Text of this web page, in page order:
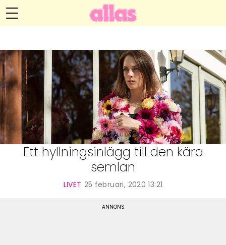
Hälsa
Relationer
Handarbete
Anna María Larssons blogg
Hem
Om Anna María
Kategorier
Arkiv
Kontakt
Ett hyllningsinlägg till den kära
semlan
LIVET 25 februari, 2020 13:21